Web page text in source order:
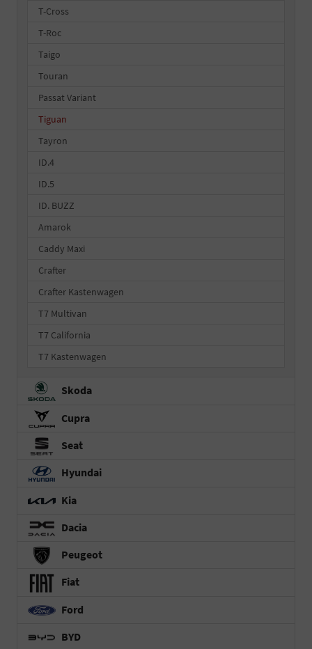
T-Cross
T-Roc
Taigo
Touran
Passat Variant
Tiguan
Tayron
ID.4
ID.5
ID. BUZZ
Amarok
Caddy Maxi
Crafter
Crafter Kastenwagen
T7 Multivan
T7 California
T7 Kastenwagen
Skoda
Cupra
Seat
Hyundai
Kia
Dacia
Peugeot
Fiat
Ford
BYD